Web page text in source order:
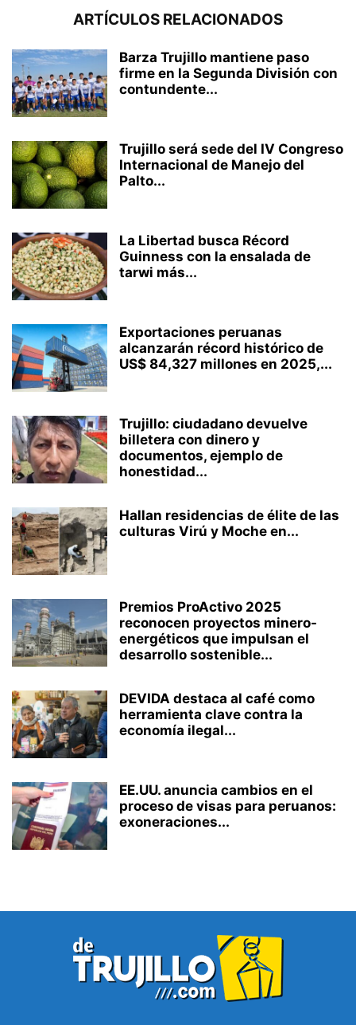
ARTÍCULOS RELACIONADOS
Barza Trujillo mantiene paso
firme en la Segunda División con
contundente...
Trujillo será sede del IV Congreso
Internacional de Manejo del
Palto...
La Libertad busca Récord
Guinness con la ensalada de
tarwi más...
Exportaciones peruanas
alcanzarán récord histórico de
US$ 84,327 millones en 2025,...
Trujillo: ciudadano devuelve
billetera con dinero y
documentos, ejemplo de
honestidad...
Hallan residencias de élite de las
culturas Virú y Moche en...
Premios ProActivo 2025
reconocen proyectos minero-
energéticos que impulsan el
desarrollo sostenible...
DEVIDA destaca al café como
herramienta clave contra la
economía ilegal...
EE.UU. anuncia cambios en el
proceso de visas para peruanos:
exoneraciones...